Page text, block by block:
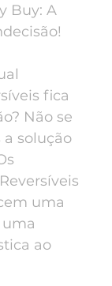
Buy: A
fica
Não se
solução
uma
ao